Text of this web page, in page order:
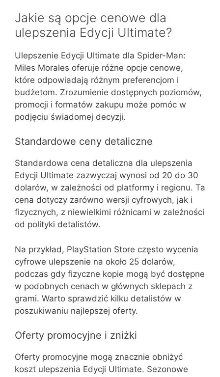
Jakie są opcje cenowe dla
ulepszenia Edycji Ultimate?
Ulepszenie Edycji Ultimate dla Spider-Man:
Miles Morales oferuje różne opcje cenowe,
które odpowiadają różnym preferencjom i
budżetom. Zrozumienie dostępnych poziomów,
promocji i formatów zakupu może pomóc w
podjęciu świadomej decyzji.
Standardowe ceny detaliczne
Standardowa cena detaliczna dla ulepszenia
Edycji Ultimate zazwyczaj wynosi od 20 do 30
dolarów, w zależności od platformy i regionu. Ta
cena dotyczy zarówno wersji cyfrowych, jak i
fizycznych, z niewielkimi różnicami w zależności
od polityki detalistów.
Na przykład, PlayStation Store często wycenia
cyfrowe ulepszenie na około 25 dolarów,
podczas gdy fizyczne kopie mogą być dostępne
w podobnych cenach w głównych sklepach z
grami. Warto sprawdzić kilku detalistów w
poszukiwaniu najlepszej oferty.
Oferty promocyjne i zniżki
Oferty promocyjne mogą znacznie obniżyć
koszt ulepszenia Edycji Ultimate. Sezonowe